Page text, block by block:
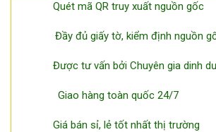
Quét mã QR truy xuất nguồn gốc
Đầy đủ giấy tờ, kiểm định nguồn
Được tư vấn bởi Chuyên gia dinh
Giao hàng toàn quốc 24/7
Giá bán sỉ, lẻ tốt nhất thị trường